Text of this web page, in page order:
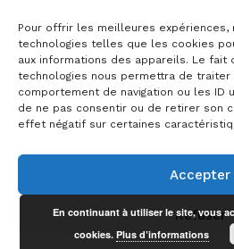
Pour offrir les meilleures expériences,
technologies telles que les cookies
aux informations des appareils. Le fait
technologies nous permettra de
comportement de navigation ou les ID
de ne pas consentir ou de retirer son
effet négatif sur certaines
Accepter
Refuser
Plaque commémorative, Mr Pierre Lemaître
En continuant à utiliser le site, vous
cookies.Plus d’informations